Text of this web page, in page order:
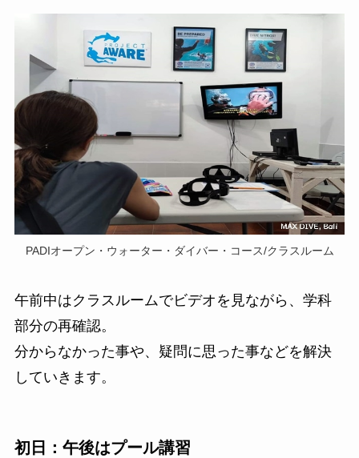
PADIオープン・ウォーター・ダイバー・コース/クラスルーム
午前中はクラスルームでビデオを見ながら、学科
部分の再確認。
分からなかった事や、疑問に思った事などを解決
していきます。
初日：午後はプール講習